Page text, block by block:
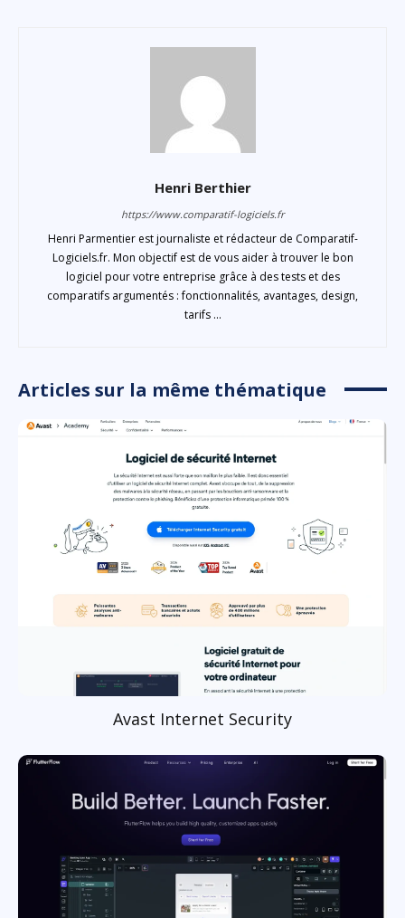
Henri Berthier
https://www.comparatif-logiciels.fr
Henri Parmentier est journaliste et rédacteur de Comparatif-
Logiciels.fr. Mon objectif est de vous aider à trouver le bon
logiciel pour votre entreprise grâce à des tests et des
comparatifs argumentés : fonctionnalités, avantages, design,
tarifs ...
Articles sur la même thématique
Avast Internet Security